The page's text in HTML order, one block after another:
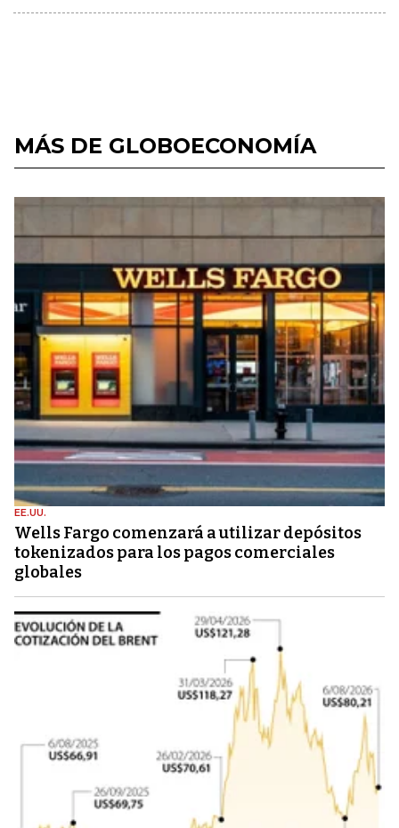
MÁS DE GLOBOECONOMÍA
EE.UU.
Wells Fargo comenzará a utilizar depósitos
tokenizados para los pagos comerciales
globales